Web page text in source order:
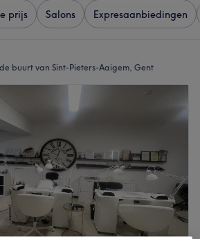
prijs Salons Expresaanbiedingen
buurt van Sint-Pieters-Aaigem, Gent